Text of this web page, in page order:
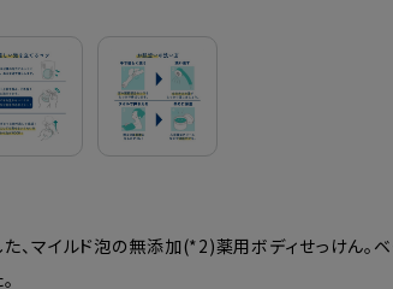
、マイルド泡の無添加(*2)薬用ボディせっけん。